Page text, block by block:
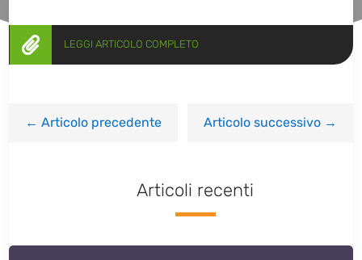
 LEGGI ARTICOLO COMPLETO
←Articolo precedente Articolo successivo→
Articoli recenti